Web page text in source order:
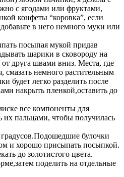
с ягодами или фруктами,
конфеты “коровка”, если
в него немного муки или
посыпая мукой придав
шарики в сковороду на
друга швами вниз. Места, где
смазать немного растительным
будет легко разделить после
накрыть пленкой,оставить до
все компоненты для
их пальцами, чтобы получилась
булочки
и хорошо присыпать посыпкой.
до золотистого цвета.
поделить на отдельные